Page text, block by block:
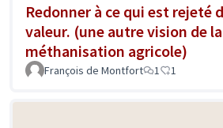
Redonner à ce qui est rejeté
valeur. (une autre vision de la
méthanisation agricole)
François de Montfort 1 1